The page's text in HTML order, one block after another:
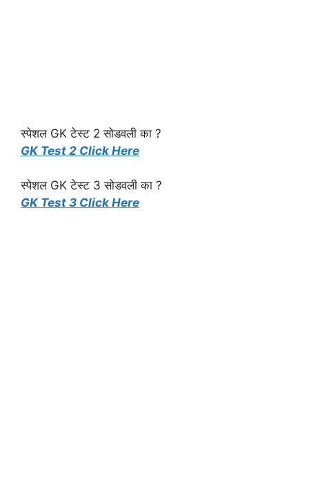
स्पेशल GK टेस्ट 2 सोडवली का ?
GK Test 2 Click Here
स्पेशल GK टेस्ट 3 सोडवली का ?
GK Test 3 Click Here